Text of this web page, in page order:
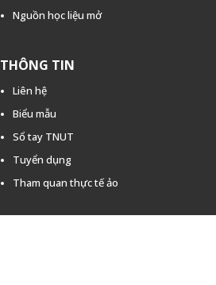
Nguồn học liệu mở
THÔNG TIN
Liên hệ
Biểu mẫu
Sổ tay TNUT
Tuyển dụng
Tham quan thực tế ảo